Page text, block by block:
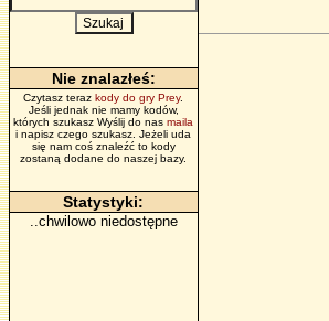
Nie znalazłeś:
Czytasz terazkody do gry Prey.
Jeśli jednak nie mamy kodów,
których szukasz Wyślij do nasmaila
i napisz czego szukasz. Jeżeli uda
się nam coś znaleźć to kody
zostaną dodane do naszej bazy.
Statystyki:
..chwilowo niedostępne